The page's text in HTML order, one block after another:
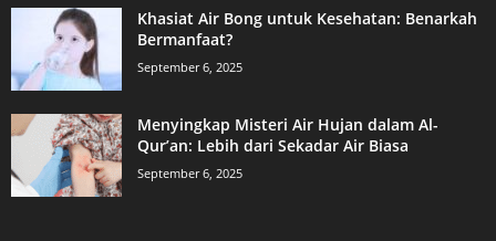
Khasiat Air Bong untuk Kesehatan: Benarkah
Bermanfaat?
September 6, 2025
Menyingkap Misteri Air Hujan dalam Al-
Qur’an: Lebih dari Sekadar Air Biasa
September 6, 2025